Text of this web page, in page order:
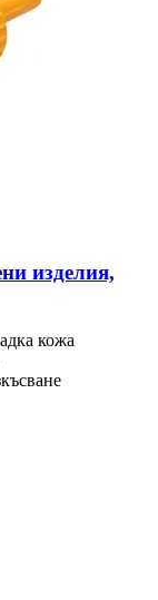
изделия,
кожа